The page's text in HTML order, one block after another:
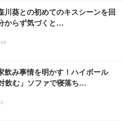
通気性メッシュ ゲーミング/勉強/事
ソコンチェア (ブラック)
チェア デスクチェア 疲れない テレ
化バックレスト 30度ロッキング機
腰サポート 90度跳ね上げ式アーム
ソコンチェア (ホワイト)
ィスチェア デスクチェア 肘なし メ
ンバーサポート付き 腰サポート ガ
360度回転 キャスター付き コンパク
Dell E2724HS 27インチ 液晶モニタ
）VA 非光沢 HDMI/DisplayP
カー内蔵 高さ調整 スイベル VESA対
280Hz/FHD】GRAPHT THE S
Monitor 24” Essential ゲーミン
24.5インチ 1ms FHD 量子ドット 残
マートベーシック) 【Amazon.co.jp
アイリスオーヤマ ペットシーツ
イド 100枚入 (x 1) (ケース販売)
マ ペットシーツ 超厚型 お徳用 レギ
【Amazon.co.jp限定】
川葵との初めてのキスシーンを回
らず気づくと…
飲み事情を明かす！ハイボール
飲む」ソファで寝落ち…